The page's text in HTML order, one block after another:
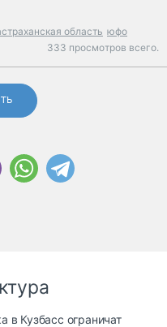
область юфо
333 просмотров всего.
в Кузбасс ограничат